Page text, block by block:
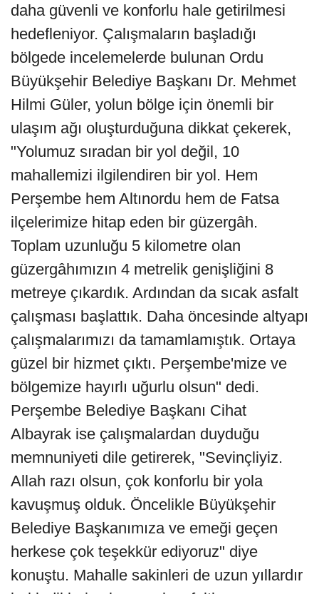
daha güvenli ve konforlu hale getirilmesi
hedefleniyor. Çalışmaların başladığı
bölgede incelemelerde bulunan Ordu
Büyükşehir Belediye Başkanı Dr. Mehmet
Hilmi Güler, yolun bölge için önemli bir
ulaşım ağı oluşturduğuna dikkat çekerek,
"Yolumuz sıradan bir yol değil, 10
mahallemizi ilgilendiren bir yol. Hem
Perşembe hem Altınordu hem de Fatsa
ilçelerimize hitap eden bir güzergâh.
Toplam uzunluğu 5 kilometre olan
güzergâhımızın 4 metrelik genişliğini 8
metreye çıkardık. Ardından da sıcak asfalt
çalışması başlattık. Daha öncesinde altyapı
çalışmalarımızı da tamamlamıştık. Ortaya
güzel bir hizmet çıktı. Perşembe'mize ve
bölgemize hayırlı uğurlu olsun" dedi.
Perşembe Belediye Başkanı Cihat
Albayrak ise çalışmalardan duyduğu
memnuniyeti dile getirerek, "Sevinçliyiz.
Allah razı olsun, çok konforlu bir yola
kavuşmuş olduk. Öncelikle Büyükşehir
Belediye Başkanımıza ve emeği geçen
herkese çok teşekkür ediyoruz" diye
konuştu. Mahalle sakinleri de uzun yıllardır